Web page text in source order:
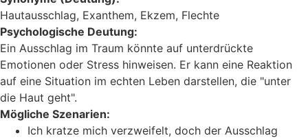
Hautausschlag, Exanthem, Ekzem, Flechte
Psychologische Deutung:
Ein Ausschlag im Traum könnte auf unterdrückte
Emotionen oder Stress hinweisen. Er kann eine Reaktion
auf eine Situation im echten Leben darstellen, die "unter
die Haut geht".
Mögliche Szenarien:
Ich kratze mich verzweifelt, doch der Ausschlag